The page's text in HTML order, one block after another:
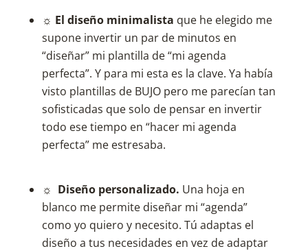
☼ El diseño minimalista que he elegido me
supone invertir un par de minutos en
“diseñar” mi plantilla de “mi agenda
perfecta”. Y para mi esta es la clave. Ya había
visto plantillas de BUJO pero me parecían tan
sofisticadas que solo de pensar en invertir
todo ese tiempo en “hacer mi agenda
perfecta” me estresaba.
☼ Diseño personalizado. Una hoja en
blanco me permite diseñar mi “agenda”
como yo quiero y necesito. Tú adaptas el
diseño a tus necesidades en vez de adaptar